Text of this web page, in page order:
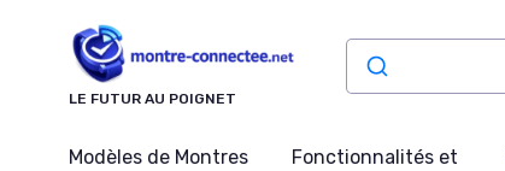
LE FUTUR AU POIGNET
Modèles de Montres
Fonctionnalités et